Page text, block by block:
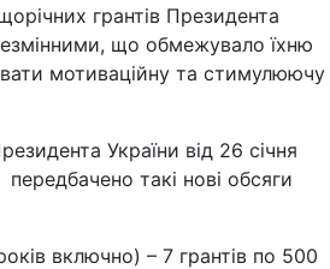
грантів Президента
що обмежувало їхню
мотиваційну та стимулюючу
України від 26 січня
такі нові обсяги
включно) – 7 грантів по 500